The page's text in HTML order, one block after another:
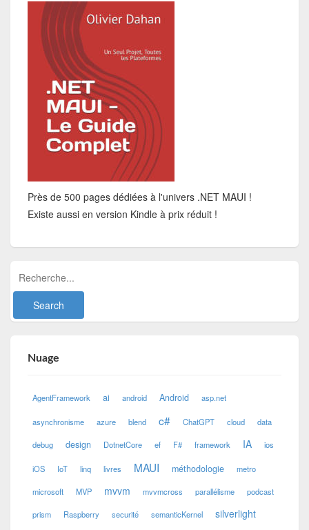
Près de 500 pages dédiées à l'univers .NET MAUI !
Existe aussi en version Kindle à prix réduit !
Nuage
AgentFramework ai android Android asp.net
asynchronisme azure blend c# ChatGPT cloud data
debug design DotnetCore ef F# framework IA ios
iOS IoT linq livres MAUI méthodologie metro
microsoft MVP mvvm mvvmcross parallélisme podcast
prism Raspberry securité semanticKernel silverlight